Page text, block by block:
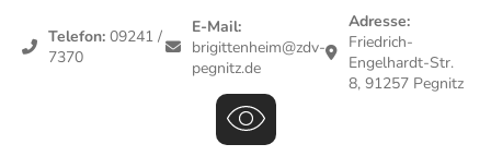
Telefon: 09241 /
7370
E-Mail:
brigittenheim@zdv-
pegnitz.de
Adresse:
Friedrich-
Engelhardt-Str.
8, 91257 Pegnitz